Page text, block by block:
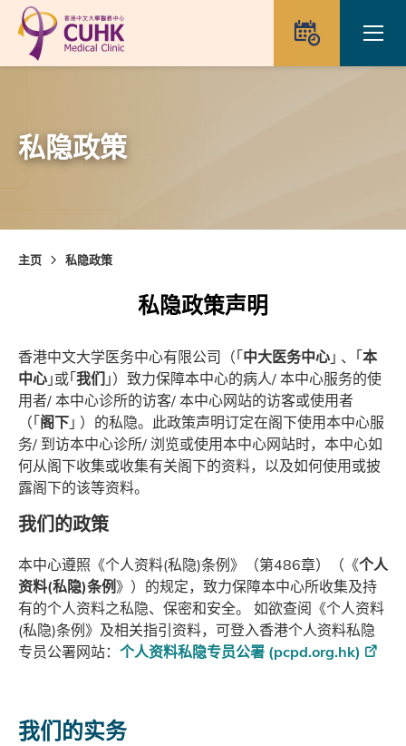
Skip to main content
预约
私隐政策
主页 私隐政策
私隐政策声明
香港中文大学医务中心有限公司（｢ 中大医务中心 ｣ 、｢ 本
中心 ｣或｢ 我们 ｣）致力保障本中心的病人/ 本中心服务的使
用者/ 本中心诊所的访客/ 本中心网站的访客或使用者
（｢ 阁下 ｣ ）的私隐。此政策声明订定在阁下使用本中心服
务/ 到访本中心诊所/ 浏览或使用本中心网站时，本中心如
何从阁下收集或收集有关阁下的资料，以及如何使用或披
露阁下的该等资料。
我们的政策
本中心遵照《个人资料(私隐)条例》（第486章）（《个人
资料(私隐)条例》）的规定，致力保障本中心所收集及持
有的个人资料之私隐、保密和安全。 如欲查阅《个人资料
(私隐)条例》及相关指引资料，可登入香港个人资料私隐
专员公署网站： 个人资料私隐专员公署 (pcpd.org.hk)
我们的实务